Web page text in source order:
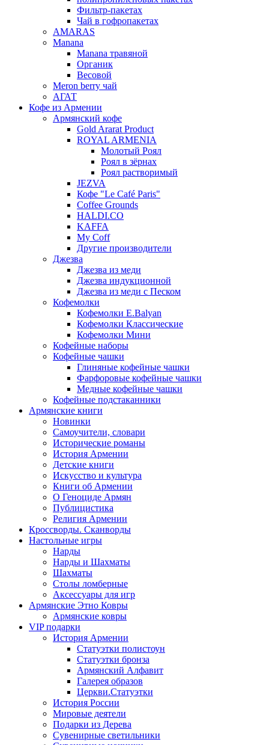
Фильтр-пакетах
Чай в гофропакетах
AMARAS
Manana
Manana травяной
Органик
Весовой
Meron berry чай
АГАТ
Кофе из Армении
Армянский кофе
Gold Ararat Product
ROYAL ARMENIA
Молотый Роял
Роял в зёрнах
Роял растворимый
JEZVA
Кофе "Le Café Paris"
Coffee Grounds
HALDI.CO
KAFFA
My Coff
Другие производители
Джезва
Джезва из меди
Джезва индукционной
Джезва из меди с Песком
Кофемолки
Кофемолки E.Balyan
Кофемолки Классические
Кофемолки Мини
Кофейные наборы
Кофейные чашки
Глиняные кофейные чашки
Фарфоровые кофейные чашки
Медные кофейные чашки
Кофейные подстаканники
Армянские книги
Новинки
Самоучители, словари
Исторические романы
История Армении
Детские книги
Иcкусство и культура
Книги об Армении
О Геноциде Армян
Публицистика
Религия Армении
Кроссворды. Сканворды
Настольные игры
Нарды
Нарды и Шахматы
Шахматы
Столы ломберные
Аксессуары для игр
Армянские Этно Ковры
Армянские ковры
VIP подарки
История Армении
Статуэтки полистоун
Статуэтки бронза
Армянский Алфавит
Галерея образов
Церкви.Статуэтки
История России
Мировые деятели
Подарки из Дерева
Сувенирные светильники